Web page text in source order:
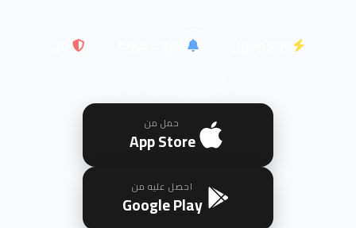
حمل من
App Store
احصل عليه من
Google Play